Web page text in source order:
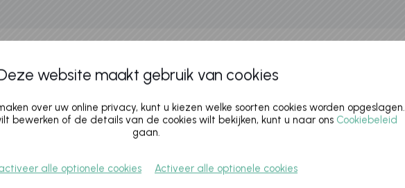
website maakt gebruik van cookies
over uw online privacy, kunt u kiezen welke soorten cookies worden opgeslagen.
bewerken of de details van de cookies wilt bekijken, kunt u naar ons Cookiebeleid
gaan.
alle optionele cookies Activeer alle optionele cookies